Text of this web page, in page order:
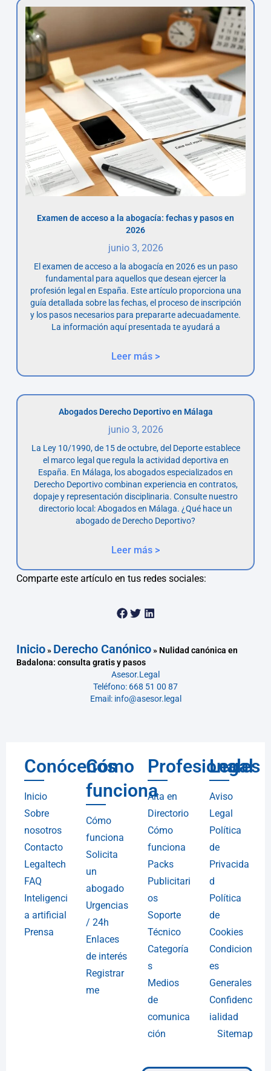
Examen de acceso a la abogacía: fechas y pasos en
2026
junio 3, 2026
El examen de acceso a la abogacía en 2026 es un paso
fundamental para aquellos que desean ejercer la
profesión legal en España. Este artículo proporciona una
guía detallada sobre las fechas, el proceso de inscripción
y los pasos necesarios para prepararte adecuadamente.
La información aquí presentada te ayudará a
Leer más >
Abogados Derecho Deportivo en Málaga
junio 3, 2026
La Ley 10/1990, de 15 de octubre, del Deporte establece
el marco legal que regula la actividad deportiva en
España. En Málaga, los abogados especializados en
Derecho Deportivo combinan experiencia en contratos,
dopaje y representación disciplinaria. Consulte nuestro
directorio local: Abogados en Málaga. ¿Qué hace un
abogado de Derecho Deportivo?
Leer más >
Comparte este artículo en tus redes sociales:
Inicio» Derecho Canónico» Nulidad canónica en
Badalona: consulta gratis y pasos
Asesor.Legal
Teléfono: 668 51 00 87
Email: info@asesor.legal
Conócenos
Inicio
Sobre
nosotros
Contacto
Legaltech
FAQ
Inteligenci
a artificial
Prensa
Cómo
funciona
Cómo
funciona
Solicita
un
abogado
Urgencias
/ 24h
Enlaces
de interés
Registrar
me
Profesionales
Alta en
Directorio
Cómo
funciona
Packs
Publicitari
os
Soporte
Técnico
Categoría
s
Medios
de
comunica
ción
Legal
Aviso
Legal
Política
de
Privacida
d
Política
de
Cookies
Condicion
es
Generales
Confidenc
ialidad
Sitemap